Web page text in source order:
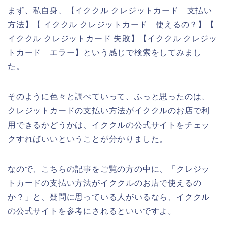
まず、私自身、【イククル クレジットカード 支払い
方法】【 イククル クレジットカード 使えるの？】【
イククル クレジットカード 失敗】【イククル クレジッ
トカード エラー】という感じで検索をしてみまし
た。
そのように色々と調べていって、ふっと思ったのは、
クレジットカードの支払い方法がイククルのお店で利
用できるかどうかは、イククルの公式サイトをチェッ
クすればいいということが分かりました。
なので、こちらの記事をご覧の方の中に、「クレジッ
トカードの支払い方法がイククルのお店で使えるの
か？」と、疑問に思っている人がいるなら、イククル
の公式サイトを参考にされるといいですよ。